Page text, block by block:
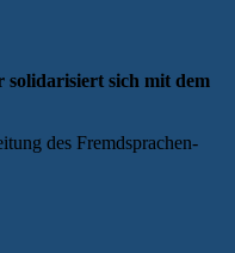
sich mit dem
des Fremdsprachen-